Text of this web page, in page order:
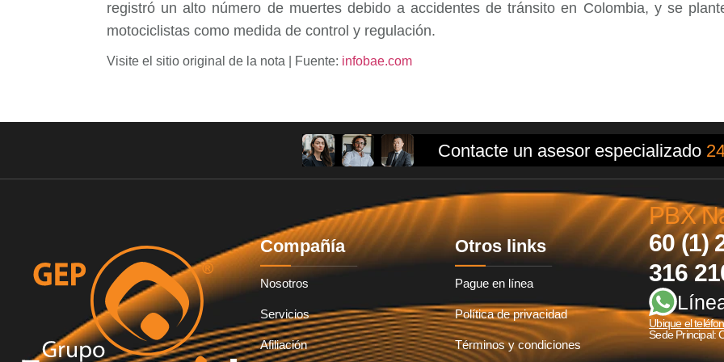
registró un alto número de muertes debido a accidentes de tránsito en Colombia, y se
motociclistas como medida de control y regulación.
Visite el sitio original de la nota | Fuente: infobae.com
Contacte un asesor especializado
Compañía
Nosotros
Servicios
Afiliación
Otros links
Pague en línea
Política de privacidad
Términos y condiciones
PBX
60 (1)
316
Ubique el
Sede Principal: